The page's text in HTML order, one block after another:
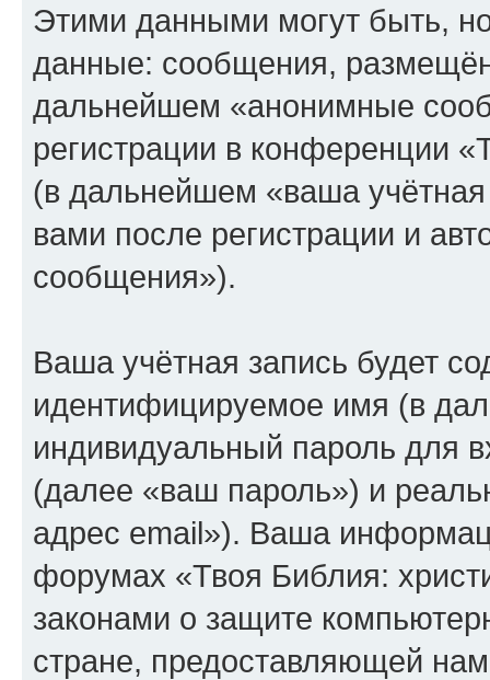
Этими данными могут быть,
данные: сообщения,
дальнейшем «анонимные
регистрации в конференции
(в дальнейшем «ваша
вами после регистрации и
сообщения»).
Ваша учётная запись будет
идентифицируемое имя (в
индивидуальный пароль для
(далее «ваш пароль») и
адрес email»). Ваша
форумах «Твоя Библия:
законами о защите
стране, предоставляющей